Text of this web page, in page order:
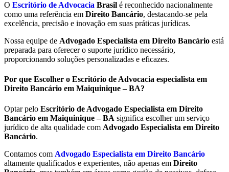
O Escritório de Advocacia Brasil é reconhecido nacionalmente
como uma referência em Direito Bancário, destacando-se pela
excelência, precisão e inovação em suas práticas jurídicas.
Nossa equipe de Advogado Especialista em Direito Bancário está
preparada para oferecer o suporte jurídico necessário,
proporcionando soluções personalizadas e eficazes.
Por que Escolher o Escritório de Advocacia especialista em
Direito Bancário em Maiquinique – BA?
Optar pelo Escritório de Advogado Especialista em Direito
Bancário em Maiquinique – BA significa escolher um serviço
jurídico de alta qualidade com Advogado Especialista em Direito
Bancário.
Contamos com Advogado Especialista em Direito Bancário
altamente qualificados e experientes, não apenas em Direito